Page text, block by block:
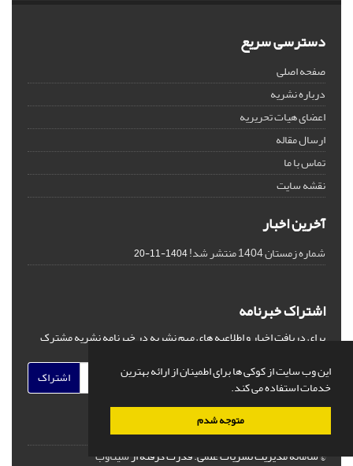
این وب سایت از کوکی ها برای اطمینان از ارائه بهترین
خدمات استفاده می کند.
متوجه شدم
دسترسی سریع
صفحه اصلی
درباره نشریه
اعضای هیات تحریریه
ارسال مقاله
تماس با ما
نقشه سایت
آخرین اخبار
شماره زمستان 1404 منتشر شد! 1404-11-20
اشتراک خبرنامه
برای دریافت اخبار و اطلاعیه های مهم نشریه در خبرنامه نشریه مشترک
اشتراک
© سامانه مدیریت نشریات علمی.قدرت گرفته ازسیناوب